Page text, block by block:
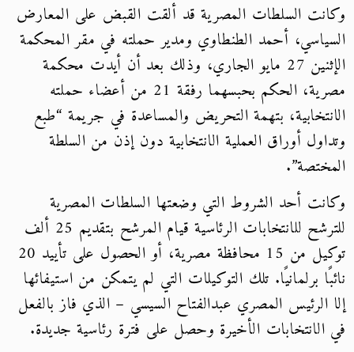
وكانت السلطات المصرية قد ألقت القبض على المعارض
السياسي، أحمد الطنطاوي ومدير حملته في مقر المحكمة
الإثنين 27 مايو الجاري، وذلك بعد أن أيدت محكمة
مصرية، الحكم بحبسهما رفقة 21 من أعضاء حملته
الانتخابية، بتهمة التحريض والمساعدة في جريمة “طبع
وتداول أوراق العملية الانتخابية دون إذن من السلطة
المختصة”.
وكانت أحد الشروط التي وضعتها السلطات المصرية
للترشح للانتخابات الرئاسية قيام المرشح بتقديم 25 ألف
توكيل من 15 محافظة مصرية، أو الحصول على تأييد 20
نائبًا برلمانيًا. تلك التوكيلات التي لم يتمكن من استيفائها
إلا الرئيس المصري عبدالفتاح السيسي – الذي فاز بالفعل
في الانتخابات الأخيرة وحصل على فترة رئاسية جديدة.